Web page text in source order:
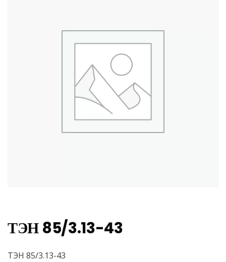
ТЭН 85/3.13-43
ТЭН 85/3.13-43